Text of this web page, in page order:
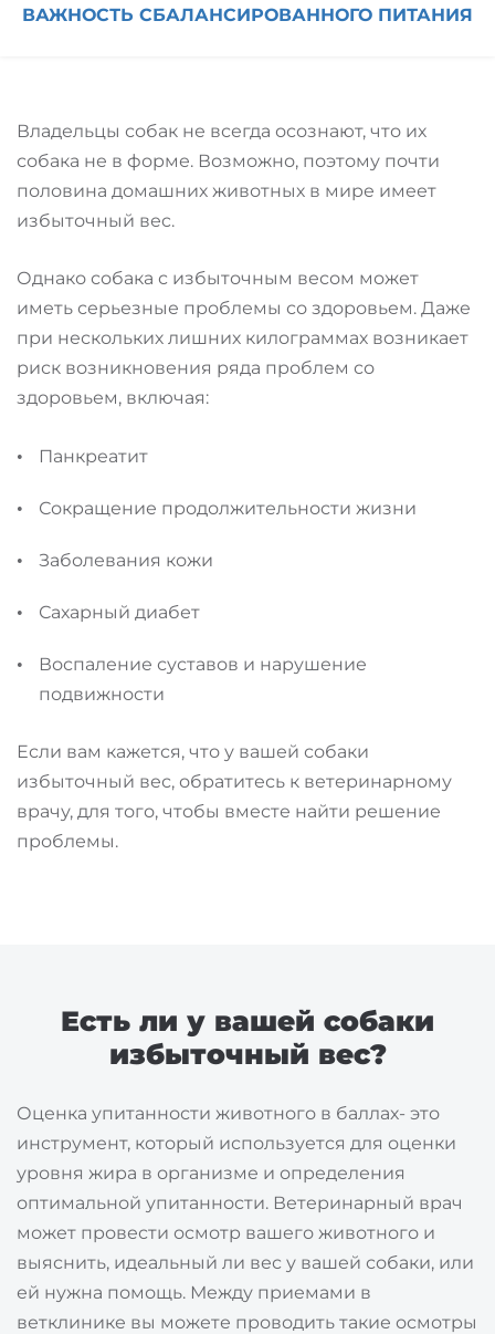
ВАЖНОСТЬ СБАЛАНСИРОВАННОГО ПИТАНИЯ
Владельцы собак не всегда осознают, что их
собака не в форме. Возможно, поэтому почти
половина домашних животных в мире имеет
избыточный веc.
Однако собака с избыточным весом может
иметь серьезные проблемы со здоровьем. Даже
при нескольких лишних килограммах возникает
риск возникновения ряда проблем со
здоровьем, включая:
Панкреатит
Сокращение продолжительности жизни
Заболевания кожи
Сахарный диабет
Воспаление суставов и нарушение
подвижности
Если вам кажется, что у вашей собаки
избыточный вес, обратитесь к ветеринарному
врачу, для того, чтобы вместе найти решение
проблемы.
Есть ли у вашей собаки
избыточный вес?
Оценка упитанности животного в баллах- это
инструмент, который используется для оценки
уровня жира в организме и определения
оптимальной упитанности. Ветеринарный врач
может провести осмотр вашего животного и
выяснить, идеальный ли вес у вашей собаки, или
ей нужна помощь. Между приемами в
ветклинике вы можете проводить такие осмотры